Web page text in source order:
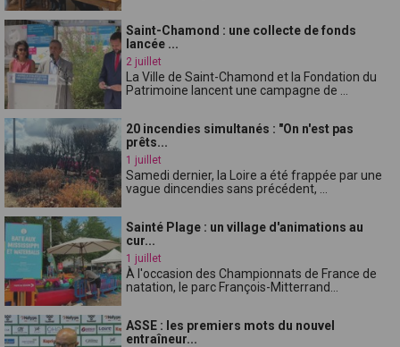
Saint-Chamond : une collecte de fonds
lancée ...
2 juillet
La Ville de Saint-Chamond et la Fondation du
Patrimoine lancent une campagne de ...
20 incendies simultanés : "On n'est pas
prêts...
1 juillet
Samedi dernier, la Loire a été frappée par une
vague dincendies sans précédent, ...
Sainté Plage : un village d'animations au
cur...
1 juillet
À l'occasion des Championnats de France de
natation, le parc François-Mitterrand...
ASSE : les premiers mots du nouvel
entraîneur...